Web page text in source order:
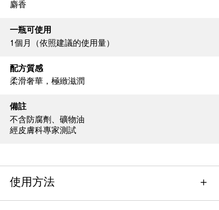
麝香
一瓶可使用
1個月（依照建議的使用量）
配方質感
柔滑奢華，極緻滋潤
備註
不含防腐劑、礦物油
經皮膚科專家測試
使用方法